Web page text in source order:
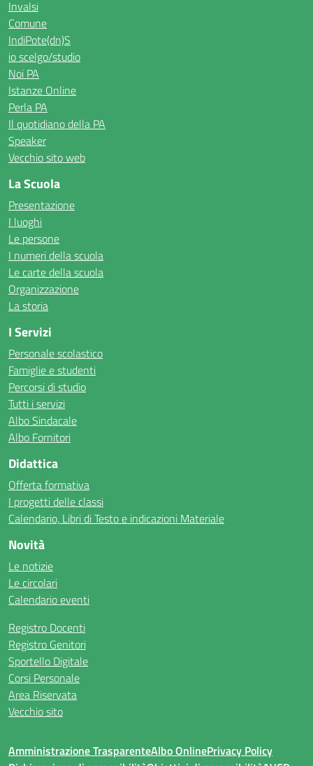
Invalsi
Comune
IndiPote(dn)S
io scelgo/studio
Noi PA
Istanze Online
Perla PA
Il quotidiano della PA
Speaker
Vecchio sito web
La Scuola
Presentazione
I luoghi
Le persone
I numeri della scuola
Le carte della scuola
Organizzazione
La storia
I Servizi
Personale scolastico
Famiglie e studenti
Percorsi di studio
Tutti i servizi
Albo Sindacale
Albo Fornitori
Didattica
Offerta formativa
I progetti delle classi
Calendario, Libri di Testo e indicazioni Materiale
Novità
Le notizie
Le circolari
Calendario eventi
Registro Docenti
Registro Genitori
Sportello Digitale
Corsi Personale
Area Riservata
Vecchio sito
Amministrazione TrasparenteAlbo OnlinePrivacy Policy